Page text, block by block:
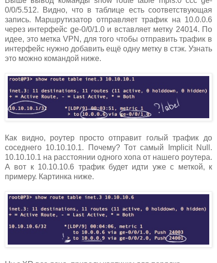
0/0/5.512. Видно, что в таблице есть соответствующая
запись. Маршрутизатор отправляет трафик на 10.0.0.6
через интерфейс ge-0/0/1.0 и вставляет метку 24014. По
идее, это метка VPN, для того чтобы отправить трафик в
интерфейс нужно добавить ещё одну метку в стэк. Узнать
это можно командой ниже.
Как видно, роутер просто отправит голый трафик до
соседнего 10.10.10.1. Почему? Тот самый Implicit Null.
10.10.10.1 на расстоянии одного хопа от нашего роутера.
А вот к 10.10.10.6 трафик будет идти уже с меткой, к
примеру. Картинка ниже.